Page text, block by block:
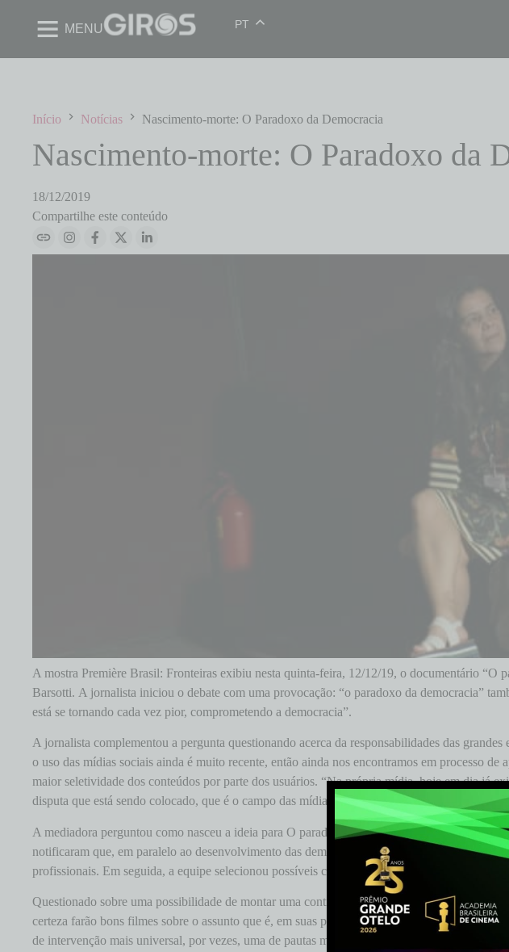
MENU PT
Início Notícias Nascimento-morte: O Paradoxo da Democracia
Nascimento-morte: O Paradoxo da
18/12/2019
Compartilhe este conteúdo
A mostra Première Brasil: Fronteiras exibiu nesta quinta-feira, 12/12/19, o documentário
Barsotti. A jornalista iniciou o debate com uma provocação: “o paradoxo da democracia”
está se tornando cada vez pior, comprometendo a democracia”.
A jornalista complementou a pergunta questionando acerca da responsabilidades das
o uso das mídias sociais ainda é muito recente, então ainda nos encontramos em processo
maior seletividade dos conteúdos por parte dos usuários. “Na própria mídia, hoje em dia já
disputa que está sendo colocado, que é o campo das mídias sociais”, pontuou Belisário.
A mediadora perguntou como nasceu a ideia para O paradoxo da democracia. De início, o
notificaram que, em paralelo ao desenvolvimento das democracias, havia uma história dos
profissionais. Em seguida, a equipe selecionou possíveis comentaristas que pudessem
Questionado sobre uma possibilidade de montar uma continuação do filme dada a situação
certeza farão bons filmes sobre o assunto que é, em suas palavras, um “prato cheio”. Sobre
de intervenção mais universal, por vezes, uma de pautas minoritárias, por outras. Em torno